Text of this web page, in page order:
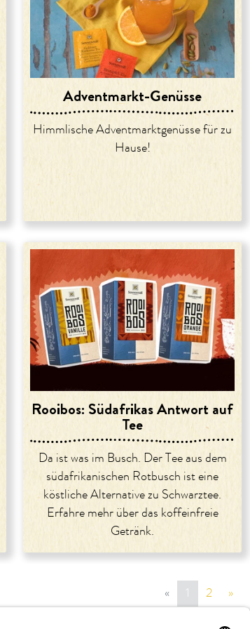
Adventmarkt-Genüsse
Himmlische Adventmarktgenüsse für zu
Hause!
Rooibos: Südafrikas Antwort auf
Tee
Da ist was im Busch. Der Tee aus dem
südafrikanischen Rotbusch ist eine
köstliche Alternative zu Schwarztee.
Erfahre mehr über das koffeinfreie
Getränk.
« vorige Seite
1 2 »